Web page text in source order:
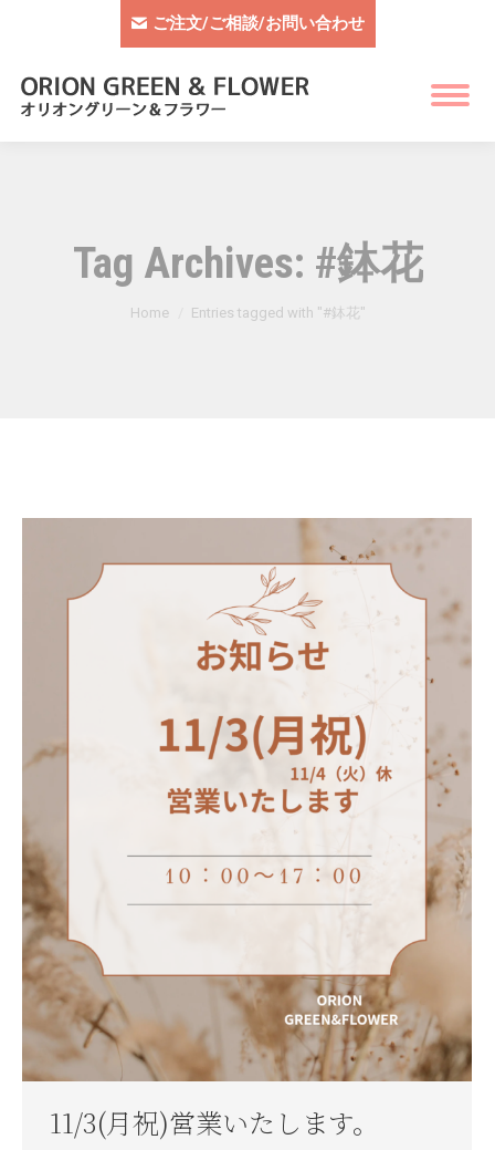
ご注文/ご相談/お問い合わせ
Tag Archives: #鉢花
You are here:
Home Entries tagged with "#鉢花"
11/3(月祝)営業いたします。